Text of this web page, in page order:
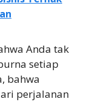
Anda tak
setiap
bahwa
perjalanan